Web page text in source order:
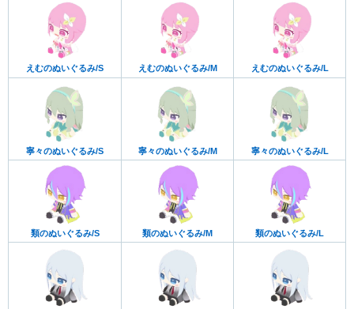
えむのぬいぐるみ/S えむのぬいぐるみ/M えむのぬいぐるみ/L
寧々のぬいぐるみ/S 寧々のぬいぐるみ/M 寧々のぬいぐるみ/L
類のぬいぐるみ/S 類のぬいぐるみ/M 類のぬいぐるみ/L